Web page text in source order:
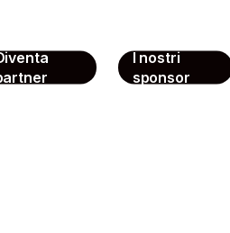
I nostri
sponsor